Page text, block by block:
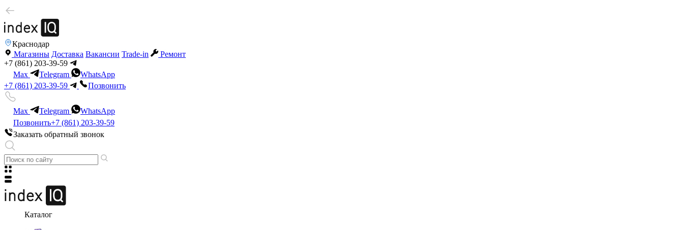
Краснодар
Магазины Доставка Вакансии Trade-in
Ремонт
+7 (861) 203-39-59
Max
Telegram
WhatsApp
+7 (861) 203-39-59
Позвонить
Max Telegram
WhatsApp
Позвонить+7 (861) 203-39-59
Заказать обратный звонок
Каталог